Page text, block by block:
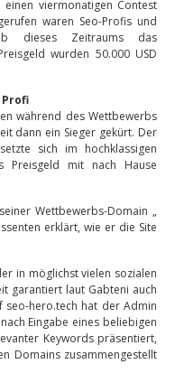
viermonatigen Contest
waren Seo-Profis und
dieses Zeitraums das
wurden 50.000 USD
während des Wettbewerbs
dann ein Sieger gekürt. Der
sich im hochklassigen
Preisgeld mit nach Hause
Wettbewerbs-Domain „
erklärt, wie er die Site
in möglichst vielen sozialen
garantiert laut Gabteni auch
seo-hero.tech hat der Admin
Eingabe eines beliebigen
Keywords präsentiert,
Domains zusammengestellt